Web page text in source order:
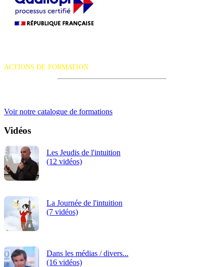
ACTIONS DE FORMATION
Voir notre catalogue de formations
Vidéos
Les Jeudis de l'intuition
(12 vidéos)
La Journée de l'intuition
(7 vidéos)
Dans les médias / divers...
(16 vidéos)